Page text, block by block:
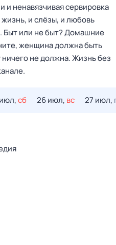
ненавязчивая сервировка
и слёзы, и любовь
Быт или не быт? Домашние
женщина должна быть
не должна. Жизнь без
сб 26 июл, вс 27 июл,